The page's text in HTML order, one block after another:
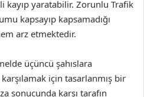
yaratabilir. Zorunlu Trafik
kapsayıp kapsamadığı
arz etmektedir.
üçüncü şahıslara
için tasarlanmış bir
sonucunda karşı tarafın